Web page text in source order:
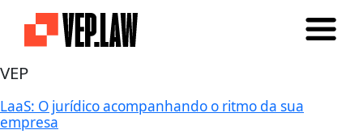
VEP
LaaS: O jurídico acompanhando o ritmo da sua
empresa